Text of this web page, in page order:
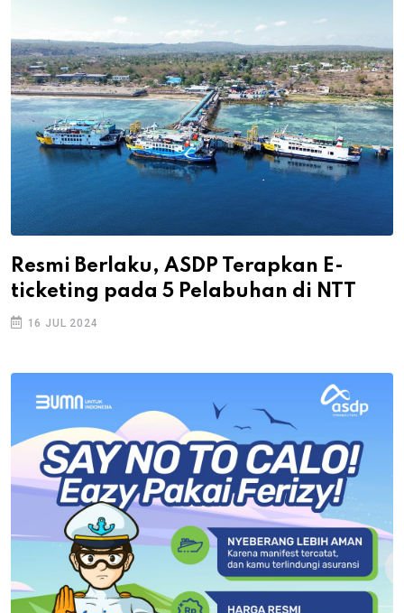
Resmi Berlaku, ASDP Terapkan E-
ticketing pada 5 Pelabuhan di NTT
16 JUL 2024